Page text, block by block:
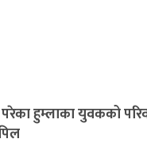
हुम्लाका युवकको